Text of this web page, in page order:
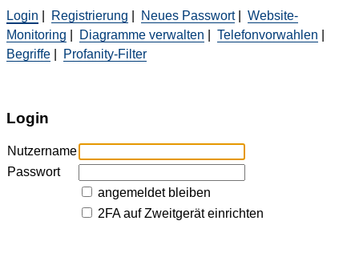
Login Registrierung Neues Passwort| Website-
Monitoring
Diagramme verwalten Telefonvorwahlen
Begriffe
Profanity-Filter
Login
Nutzername
Passwort
angemeldet bleiben
2FA auf Zweitgerät einrichten